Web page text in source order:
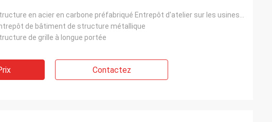
de bâtiment de structure métallique
de grille à longue portée
Contactez